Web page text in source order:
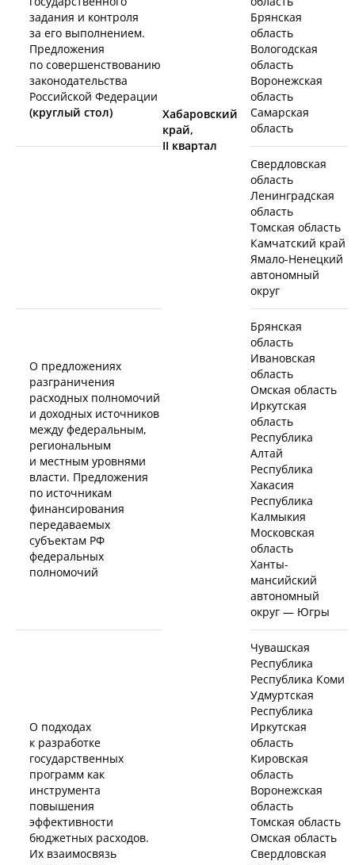
Хабаровский
край,
II квартал
задания и контроля
за его выполнением.
Предложения
по совершенствованию
законодательства
Российской Федерации
(круглый стол)
Брянская
область
Вологодская
область
Воронежская
область
Самарская
область
Свердловская
область
Ленинградская
область
Томская область
Камчатский край
Ямало-Ненецкий
автономный
округ
О предложениях
разграничения
расходных полномочий
и доходных источников
между федеральным,
региональным
и местным уровнями
власти. Предложения
по источникам
финансирования
передаваемых
субъектам РФ
федеральных
полномочий
Брянская
область
Ивановская
область
Омская область
Иркутская
область
Республика
Алтай
Республика
Хакасия
Республика
Калмыкия
Московская
область
Ханты-
мансийский
автономный
округ — Югры
О подходах
к разработке
государственных
программ как
инструмента
повышения
эффективности
бюджетных расходов.
Их взаимосвязь
Чувашская
Республика
Республика Коми
Удмуртская
Республика
Иркутская
область
Кировская
область
Воронежская
область
Томская область
Омская область
Свердловская